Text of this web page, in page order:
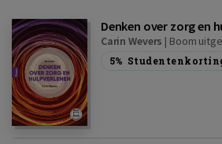
Denken over zorg en
Carin Wevers | Boom
5%